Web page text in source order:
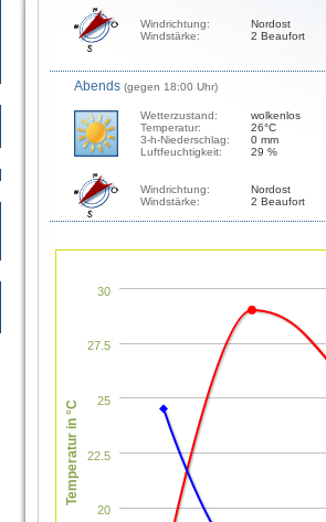
Windrichtung:
Windstärke:
Nordost
2 Beaufort
Abends (gegen 18:00 Uhr)
Wetterzustand:
Temperatur:
3-h-Niederschlag:
Luftfeuchtigkeit:
wolkenlos
26°C
0 mm
29 %
Windrichtung:
Windstärke:
Nordost
2 Beaufort
Temperatur in °C
20
22.5
25
27.5
30